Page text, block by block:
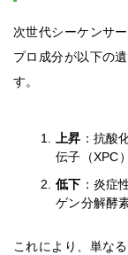
次世代シーケンサ
プロ成分が以下の
す。
上昇 ：抗酸
伝子（XPC）
低下 ：炎症
ゲン分解酵
これにより、単な